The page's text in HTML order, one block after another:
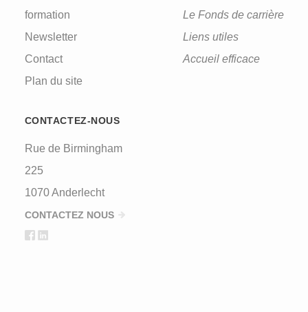
formation
Newsletter
Contact
Plan du site
Le Fonds de carrière
Liens utiles
Accueil efficace
CONTACTEZ-NOUS
Rue de Birmingham
225
1070 Anderlecht
CONTACTEZ NOUS